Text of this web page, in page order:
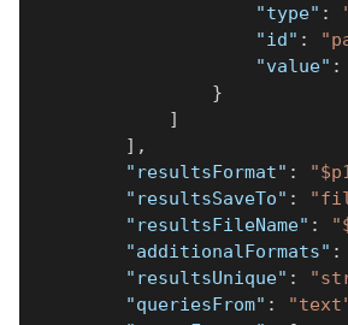
"type" :
"id" :
"value" :
}
]
] ,
"resultsFormat" :
"resultsSaveTo" :
"resultsFileName" :
"additionalFormats" :
"resultsUnique" :
"queriesFrom" :